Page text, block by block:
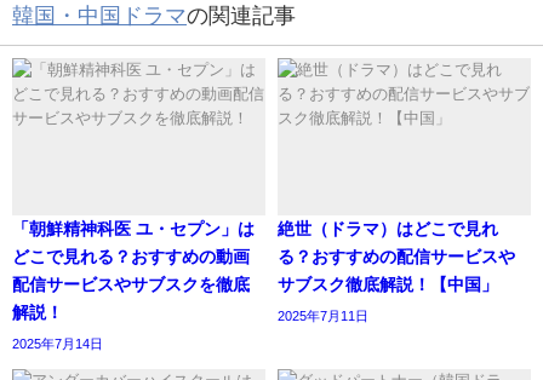
韓国・中国ドラマの関連記事
「朝鮮精神科医 ユ・セプン」は
どこで見れる？おすすめの動画
配信サービスやサブスクを徹底
解説！
2025年7月14日
絶世（ドラマ）はどこで見れ
る？おすすめの配信サービスや
サブスク徹底解説！【中国」
2025年7月11日